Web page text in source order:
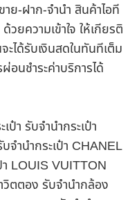
ย-ฝาก-จำนำ สินค้าไอที
วยความเข้าใจ ให้เกียรติ
ะได้รับเงินสดในทันทีเต็ม
อนชำระค่าบริการได้
ป๋า รับจำนำกระเป๋า
จำนำกระเป๋า CHANEL
า LOUIS VUITTON
วิตตอง รับจำนำกล้อง